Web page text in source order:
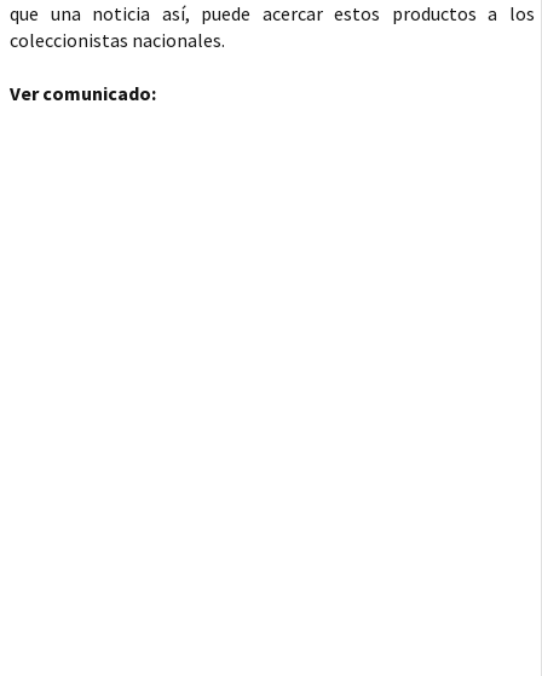
que una noticia así, puede acercar estos productos a los
coleccionistas nacionales.
Ver comunicado: